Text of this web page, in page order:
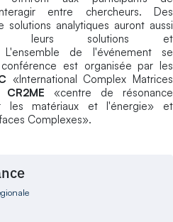
entre chercheurs. Des
solutions analytiques auront aussi
leurs solutions et
L'ensemble de l'événement se
est organisée par les
«International Complex Matrices
CR2ME «centre de résonance
les matériaux et l'énergie» et
Complexes».